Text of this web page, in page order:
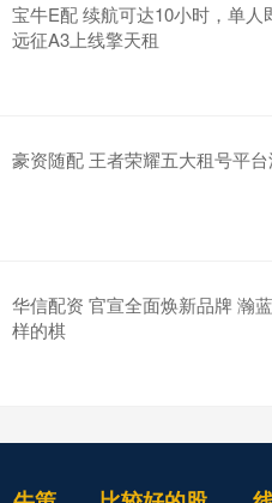
宝牛E配 续航可达10小时，单人
远征A3上线擎天租
豪资随配 王者荣耀五大租号平
华信配资 官宣全面焕新品牌 瀚
样的棋